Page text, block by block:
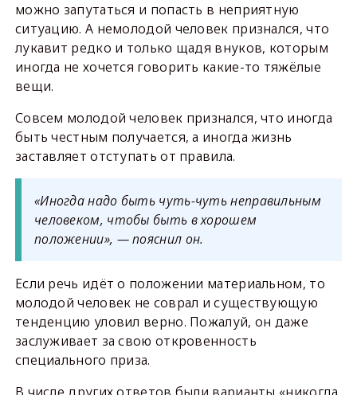
можно запутаться и попасть в неприятную
ситуацию. А немолодой человек признался, что
лукавит редко и только щадя внуков, которым
иногда не хочется говорить какие-то тяжёлые
вещи.
Совсем молодой человек признался, что иногда
быть честным получается, а иногда жизнь
заставляет отступать от правила.
«Иногда надо быть чуть-чуть неправильным
человеком, чтобы быть в хорошем
положении», — пояснил он.
Если речь идёт о положении материальном, то
молодой человек не соврал и существующую
тенденцию уловил верно. Пожалуй, он даже
заслуживает за свою откровенность
специального приза.